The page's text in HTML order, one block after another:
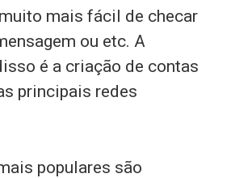
mais fácil de checar
ou etc. A
é a criação de contas
principais redes
populares são